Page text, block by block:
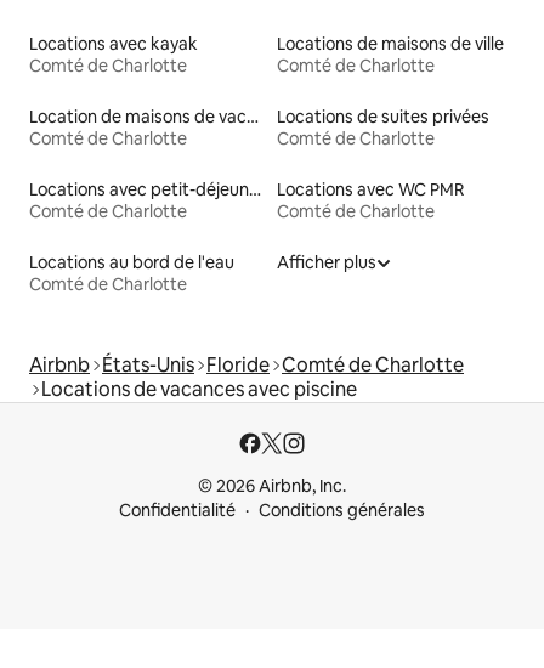
Locations avec kayak
Comté de Charlotte
Locations de maisons de ville
Comté de Charlotte
Location de maisons de vacances
Comté de Charlotte
Locations de suites privées
Comté de Charlotte
Locations avec petit-déjeuner
Comté de Charlotte
Locations avec WC PMR
Comté de Charlotte
Locations au bord de l'eau
Comté de Charlotte
Afficher plus
Airbnb États-Unis Floride Comté de Charlotte
Locations de vacances avec piscine
© 2026 Airbnb, Inc.
Confidentialité
Conditions générales